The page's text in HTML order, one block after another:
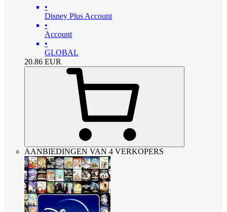
•
Disney Plus Account
•
Account
•
GLOBAL
20.86 EUR
AANBIEDINGEN VAN 4 VERKOPERS